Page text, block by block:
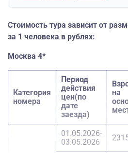
Стоимость тура зависит от
за 1 человека в рублях:
Москва 4*
Категория
номера
Период
действия
цен(по
дате
заезда)
на
01.05.2026-
03.05.2026